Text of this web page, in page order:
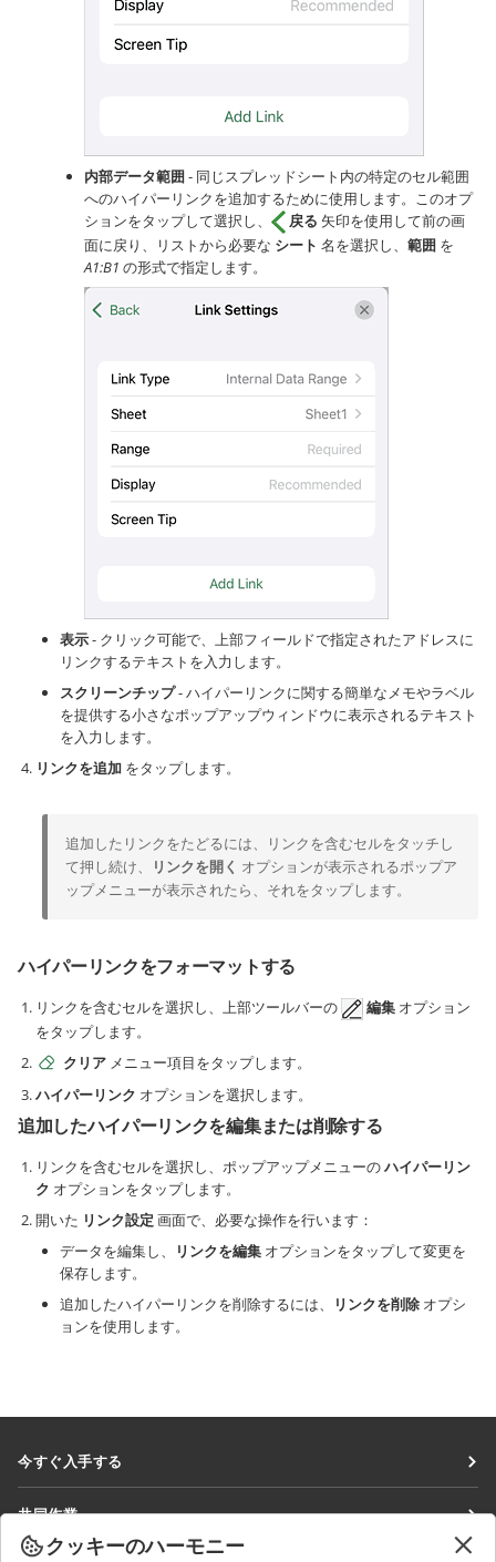
内部データ範囲- 同じスプレッドシート内の特定のセル範囲
へのハイパーリンクを追加するために使用します。このオプ
ションをタップして選択し、
戻る 矢印を使用して前の画
面に戻り、リストから必要な シート 名を選択し、 範囲 を
A1:B1 の形式で指定します。
表示- クリック可能で、上部フィールドで指定されたアドレスに
リンクするテキストを入力します。
スクリーンチップ- ハイパーリンクに関する簡単なメモやラベル
を提供する小さなポップアップウィンドウに表示されるテキスト
を入力します。
リンクを追加 をタップします。
追加したリンクをたどるには、リンクを含むセルをタッチし
て押し続け、
リンクを開く オプションが表示されるポップア
ップメニューが表示されたら、それをタップします。
ハイパーリンクをフォーマットする
リンクを含むセルを選択し、上部ツールバーの 編集 オプション
をタップします。
クリア メニュー項目をタップします。
ハイパーリンク オプションを選択します。
追加したハイパーリンクを編集または削除する
リンクを含むセルを選択し、ポップアップメニューのハイパーリン
ク オプションをタップします。
開いた リンク設定 画面で、必要な操作を行います：
データを編集し、
リンクを編集 オプションをタップして変更を
保存します。
追加したハイパーリンクを削除するには、
リンクを削除 オプシ
ョンを使用します。
今すぐ入手する
DocSpace
共同作業
貢献者向け
クッキーのハーモニー